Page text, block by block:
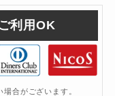
利用OK
合がございます。